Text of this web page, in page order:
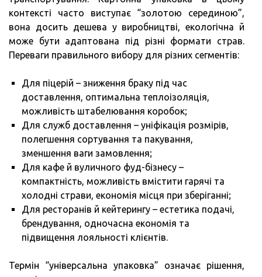
контексті часто виступає “золотою серединою”,
вона досить дешева у виробництві, екологічна й
може бути адаптована під різні формати страв.
Переваги правильного вибору для різних сегментів:
Для піцерій – зниження браку під час
доставлення, оптимальна теплоізоляція,
можливість штабелювання коробок;
Для служб доставлення – уніфікація розмірів,
полегшення сортування та пакування,
зменшення ваги замовлення;
Для кафе й вуличного фуд-бізнесу –
компактність, можливість вмістити гарячі та
холодні страви, економія місця при зберіганні;
Для ресторанів й кейтерингу – естетика подачі,
брендування, одночасна економія та
підвищення лояльності клієнтів.
Термін “універсальна упаковка” означає рішення,